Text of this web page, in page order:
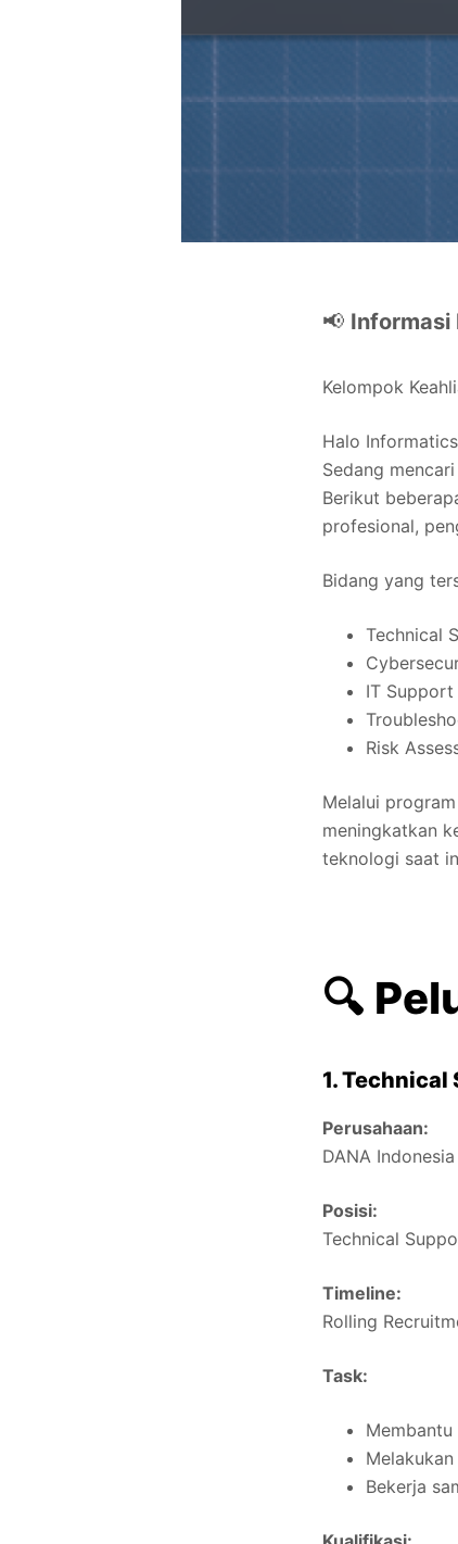
📢 Informasi
Kelompok
Halo
Sedang
Berikut
profesional,
Bidang yang
Technical
IT Support
Risk
Melalui
meningkatkan
teknologi saat
🔍
1. Technical
Perusahaan:
DANA Indonesia
Posisi:
Technical
Timeline:
Rolling
Task:
Bekerja